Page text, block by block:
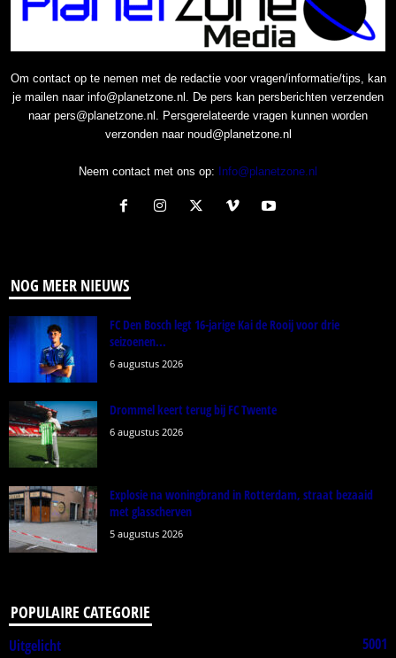
Om contact op te nemen met de redactie voor vragen/informatie/tips, kan
je mailen naar info@planetzone.nl. De pers kan persberichten verzenden
naar pers@planetzone.nl. Persgerelateerde vragen kunnen worden
verzonden naar noud@planetzone.nl
Neem contact met ons op: Info@planetzone.nl
NOG MEER NIEUWS
FC Den Bosch legt 16-jarige Kai de Rooij voor drie
seizoenen...
6 augustus 2026
Drommel keert terug bij FC Twente
6 augustus 2026
Explosie na woningbrand in Rotterdam, straat bezaaid
met glasscherven
5 augustus 2026
POPULAIRE CATEGORIE
Uitgelicht 5001